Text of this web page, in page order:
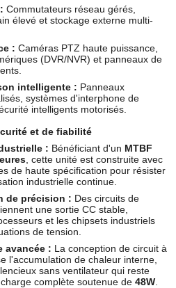
Commutateurs réseau gérés,
élevé et stockage externe multi-
: Caméras PTZ haute puissance,
(DVR/NVR) et panneaux de
intelligente : Panneaux
systèmes d'interphone de
intelligents motorisés.
et de fiabilité
: Bénéficiant d'un MTBF
, cette unité est construite avec
de haute spécification pour résister
industrielle continue.
de précision : Des circuits de
une sortie CC stable,
et les chipsets industriels
de tension.
avancée : La conception de circuit à
l'accumulation de chaleur interne,
sans ventilateur qui reste
complète soutenue de 48W